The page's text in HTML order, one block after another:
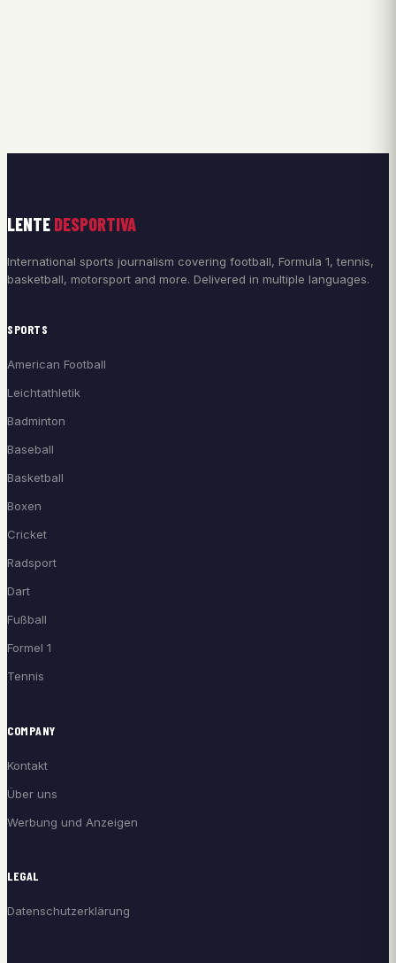
LENTE DESPORTIVA
International sports journalism covering football, Formula 1, tennis,
basketball, motorsport and more. Delivered in multiple languages.
SPORTS
American Football
Leichtathletik
Badminton
Baseball
Basketball
Boxen
Cricket
Radsport
Dart
Fußball
Formel 1
Tennis
COMPANY
Kontakt
Über uns
Werbung und Anzeigen
LEGAL
Datenschutzerklärung